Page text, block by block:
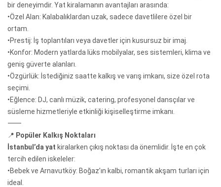
bir deneyimdir. Yat kiralamanın avantajları arasında:
•Özel Alan: Kalabalıklardan uzak, sadece davetlilere özel bir
ortam.
•Prestij: İş toplantıları veya davetler için kusursuz bir imaj.
•Konfor: Modern yatlarda lüks mobilyalar, ses sistemleri, klima ve
geniş güverte alanları.
•Özgürlük: İstediğiniz saatte kalkış ve varış imkanı, size özel rota
seçimi.
•Eğlence: DJ, canlı müzik, catering, profesyonel dansçılar ve
süsleme hizmetleriyle etkinliği kişiselleştirme imkanı.
⸻
📍 Popüler Kalkış Noktaları
İstanbul’da yat kiralarken çıkış noktası da önemlidir. İşte en çok
tercih edilen iskeleler:
•Bebek ve Arnavutköy: Boğaz’ın kalbi, romantik akşam turları için
ideal.